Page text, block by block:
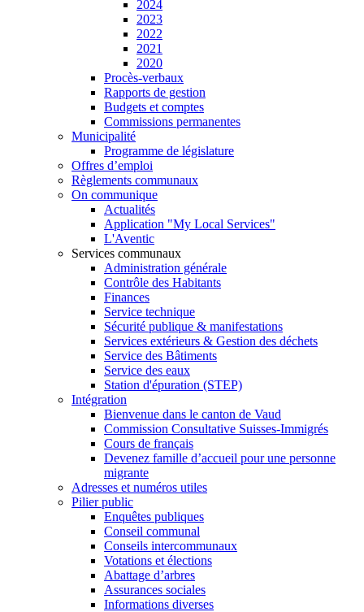
2024
2023
2022
2021
2020
Procès-verbaux
Rapports de gestion
Budgets et comptes
Commissions permanentes
Municipalité
Programme de législature
Offres d’emploi
Règlements communaux
On communique
Actualités
Application "My Local Services"
L'Aventic
Services communaux
Administration générale
Contrôle des Habitants
Finances
Service technique
Sécurité publique & manifestations
Services extérieurs & Gestion des déchets
Service des Bâtiments
Service des eaux
Station d'épuration (STEP)
Intégration
Bienvenue dans le canton de Vaud
Commission Consultative Suisses-Immigrés
Cours de français
Devenez famille d’accueil pour une personne
migrante
Adresses et numéros utiles
Pilier public
Enquêtes publiques
Conseil communal
Conseils intercommunaux
Votations et élections
Abattage d’arbres
Assurances sociales
Informations diverses